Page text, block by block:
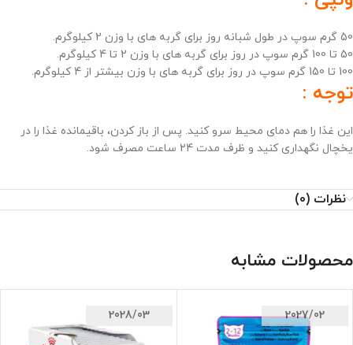
50 گرم سوپ در طول شبانه روز برای گربه های با وزن 2 کیلوگرم.
50 تا 100 گرم سوپ در روز برای گربه های با وزن 2 تا 4 کیلوگرم.
100 تا 150 گرم سوپ در روز برای گربه های با وزن بیشتر از 4 کیلوگرم.
توجه :
این غذا را هم دمای محیط سرو کنید. پس از باز کردن، باقیمانده غذا را در
یخچال نگهداری کنید و ظرف مدت 24 ساعت مصرف شود.
نظرات (0)
محصولات مشابه
2027/02
2028/03